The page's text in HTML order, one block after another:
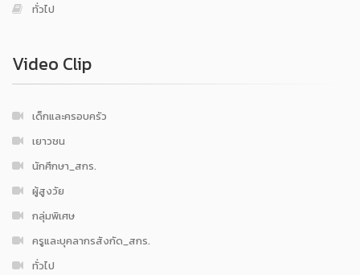
ทั่วไป
Video Clip
เด็กและครอบครัว
เยาวชน
นักศึกษา_สกร.
ผู้สูงวัย
กลุ่มพิเศษ
ครูและบุคลากรสังกัด_สกร.
ทั่วไป